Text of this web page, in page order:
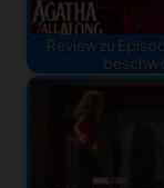
Review zu